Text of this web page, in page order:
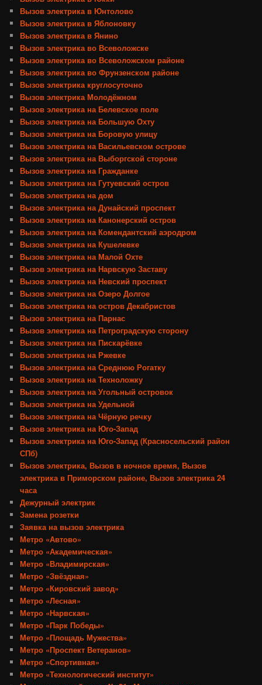
Вызов электрика в Юнтолово
Вызов электрика в Яблоновку
Вызов электрика в Янино
Вызов электрика во Всеволожске
Вызов электрика во Всеволожском районе
Вызов электрика во Фрунзенском районе
Вызов электрика круглосуточно
Вызов электрика Молодёжном
Вызов электрика на Белевское поле
Вызов электрика на Большую Охту
Вызов электрика на Боровую улицу
Вызов электрика на Васильевском острове
Вызов электрика на Выборгской стороне
Вызов электрика на Гражданке
Вызов электрика на Гутуевский остров
Вызов электрика на дом
Вызов электрика на Дунайский проспект
Вызов электрика на Канонерский остров
Вызов электрика на Комендантский аэродром
Вызов электрика на Кушелевке
Вызов электрика на Малой Охте
Вызов электрика на Нарвскую Заставу
Вызов электрика на Невский проспект
Вызов электрика на Озеро Долгое
Вызов электрика на остров Декабристов
Вызов электрика на Парнас
Вызов электрика на Петроградскую сторону
Вызов электрика на Пискарёвке
Вызов электрика на Ржевке
Вызов электрика на Среднюю Рогатку
Вызов электрика на Техноложку
Вызов электрика на Угольный островок
Вызов электрика на Удельной
Вызов электрика на Чёрную речку
Вызов электрика на Юго-Запад
Вызов электрика на Юго-Запад (Красносельский район
СПб)
Вызов электрика, Вызов в ночное время, Вызов
электрика в Приморском районе, Вызов электрика 24
часа
Дежурный электрик
Замена розетки
Заявка на вызов электрика
Метро «Автово»
Метро «Академическая»
Метро «Владимирская»
Метро «Звёздная»
Метро «Кировский завод»
Метро «Лесная»
Метро «Нарвская»
Метро «Парк Победы»
Метро «Площадь Мужества»
Метро «Проспект Ветеранов»
Метро «Спортивная»
Метро «Технологический институт»